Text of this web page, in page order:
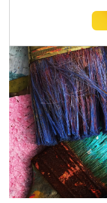
Hà Giang
Bắc Kạn
Cao Bằng